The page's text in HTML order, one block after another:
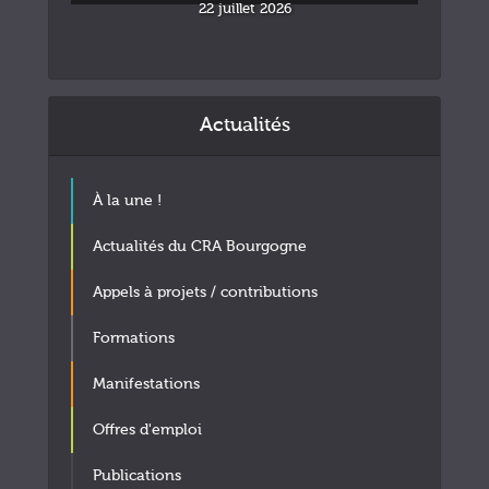
22 juillet 2026
Actualités
À la une !
Actualités du CRA Bourgogne
Appels à projets / contributions
Formations
Manifestations
Offres d'emploi
Publications